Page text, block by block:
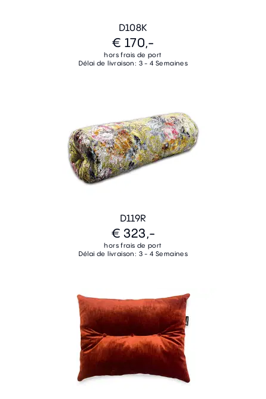
D108K
€ 170,-
hors frais de port
Délai de livraison: 3 - 4 Semaines
D119R
€ 323,-
hors frais de port
Délai de livraison: 3 - 4 Semaines